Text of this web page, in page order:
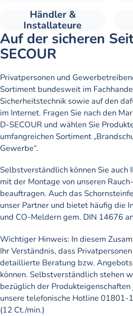
Händler &
Installateure
Auf der sicheren
SECOUR
Privatpersonen und
Sortiment bundesweit im
Sicherheitstechnik sowie auf den
im Internet. Fragen Sie nach den
D-SECOUR und wählen Sie
umfangreichen Sortiment
Gewerbe“.
Selbstverständlich können Sie auch
mit der Montage von unseren
beauftragen. Auch das
unser Partner und bietet häufig die
und CO-Meldern gem. DIN 14676
Wichtiger Hinweis: In diesem
Ihr Verständnis, dass
detaillierte Beratung bzw.
können. Selbstverständlich stehen
bezüglich der
unsere telefonische Hotline 01801-
(12 Ct./min.)